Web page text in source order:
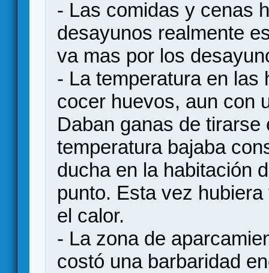
- Las comidas y cenas
desayunos realmente
va mas por los
- La temperatura en las
cocer huevos, aun con
Daban ganas de
temperatura bajaba
ducha en la habitación
punto. Esta vez
el calor.
- La zona de
costó una barbaridad